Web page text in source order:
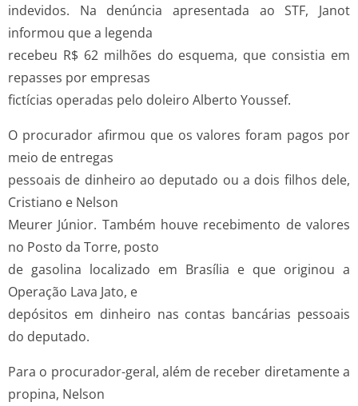
indevidos. Na denúncia apresentada ao STF, Janot
informou que a legenda
recebeu R$ 62 milhões do esquema, que consistia em
repasses por empresas
fictícias operadas pelo doleiro Alberto Youssef.
O procurador afirmou que os valores foram pagos por
meio de entregas
pessoais de dinheiro ao deputado ou a dois filhos dele,
Cristiano e Nelson
Meurer Júnior. Também houve recebimento de valores
no Posto da Torre, posto
de gasolina localizado em Brasília e que originou a
Operação Lava Jato, e
depósitos em dinheiro nas contas bancárias pessoais
do deputado.
Para o procurador-geral, além de receber diretamente a
propina, Nelson